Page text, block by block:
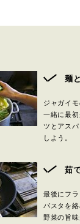
麺
ジャガイ
一緒に最
ツとアス
しよう。
茹
最後にフ
パスタを
野菜の旨